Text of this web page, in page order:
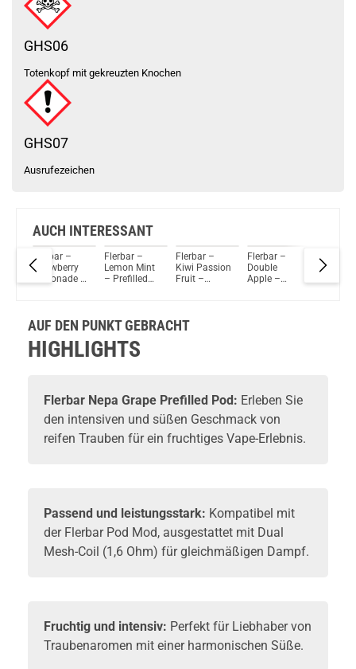
GHS06
Totenkopf mit gekreuzten Knochen
GHS07
Ausrufezeichen
AUCH INTERESSANT
Flerbar –
Strawberry
Lemonade –
NicSalt
Flerbar –
Lemon Mint
– Prefilled
Flerbar –
Kiwi Passion
Fruit –
Flerbar –
Double
Apple –
Flerbar
Pod
AUF DEN PUNKT GEBRACHT
HIGHLIGHTS
Flerbar Nepa Grape Prefilled Pod: Erleben Sie
den intensiven und süßen Geschmack von
reifen Trauben für ein fruchtiges Vape-Erlebnis.
Passend und leistungsstark: Kompatibel mit
der Flerbar Pod Mod, ausgestattet mit Dual
Mesh-Coil (1,6 Ohm) für gleichmäßigen Dampf.
Fruchtig und intensiv: Perfekt für Liebhaber von
Traubenaromen mit einer harmonischen Süße.